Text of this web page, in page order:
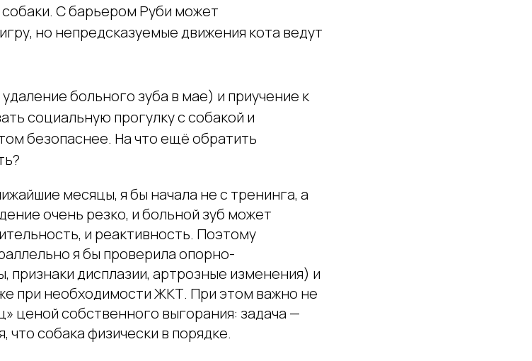
С барьером Руби может
но непредсказуемые движения кота ведут
больного зуба в мае) и приучение к
социальную прогулку с собакой и
безопаснее. На что ещё обратить
месяцы, я бы начала не с тренинга, а
очень резко, и больной зуб может
и реактивность. Поэтому
я бы проверила опорно-
признаки дисплазии, артрозные изменения) и
при необходимости ЖКТ. При этом важно не
ценой собственного выгорания: задача —
что собака физически в порядке.